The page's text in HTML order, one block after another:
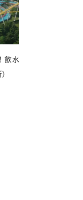
飲水